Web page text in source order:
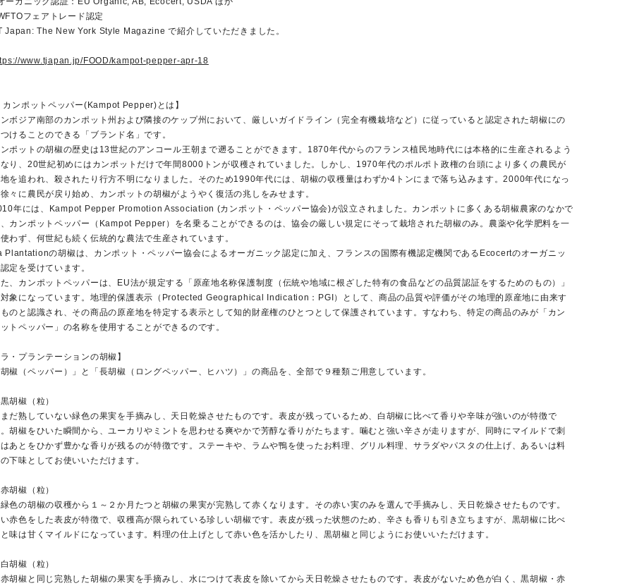
フェアトレード認定
Japan: The New York Style Magazine で紹介していただきました。
www.tjapan.jp/FOOD/kampot-pepper-apr-18
カンポットペッパー(Kampot Pepper)とは】
ボジア南部のカンポット州および隣接のケップ州において、厳しいガイドライン（完全有機栽培など）に従っていると認定された胡椒にの
けることのできる「ブランド名」です。
ポットの胡椒の歴史は13世紀のアンコール王朝まで遡ることができます。1870年代からのフランス植民地時代には本格的に生産されるよう
り、20世紀初めにはカンポットだけで年間8000トンが収穫されていました。しかし、1970年代のポルポト政権の台頭により多くの農民が
を追われ、殺されたり行方不明になりました。そのため1990年代には、胡椒の収穫量はわずか4トンにまで落ち込みます。2000年代になっ
々に農民が戻り始め、カンポットの胡椒がようやく復活の兆しをみせます。
年には、Kampot Pepper Promotion Association (カンポット・ペッパー協会)が設立されました。カンポットに多くある胡椒農家のなかで
カンポットペッパー（Kampot Pepper）を名乗ることができるのは、協会の厳しい規定にそって栽培された胡椒のみ。農薬や化学肥料を一
わず、何世紀も続く伝統的な農法で生産されています。
Plantationの胡椒は、カンポット・ペッパー協会によるオーガニック認定に加え、フランスの国際有機認定機関であるEcocertのオーガニッ
定を受けています。
、カンポットペッパーは、EU法が規定する「原産地名称保護制度（伝統や地域に根ざした特有の食品などの品質認証をするためのもの）」
象になっています。地理的保護表示（Protected Geographical Indication：PGI）として、商品の品質や評価がその地理的原産地に由来す
のと認識され、その商品の原産地を特定する表示として知的財産権のひとつとして保護されています。すなわち、特定の商品のみが「カン
トペッパー」の名称を使用することができるのです。
・プランテーションの胡椒】
椒（ペッパー）」と「長胡椒（ロングペッパー、ヒハツ）」の商品を、全部で９種類ご用意しています。
胡椒（粒）
熟していない緑色の果実を手摘みし、天日乾燥させたものです。表皮が残っているため、白胡椒に比べて香りや辛味が強いのが特徴で
胡椒をひいた瞬間から、ユーカリやミントを思わせる爽やかで芳醇な香りがたちます。噛むと強い辛さが走りますが、同時にマイルドで刺
あとをひかず豊かな香りが残るのが特徴です。ステーキや、ラムや鴨を使ったお料理、グリル料理、サラダやパスタの仕上げ、あるいは料
下味としてお使いいただけます。
胡椒（粒）
の胡椒の収穫から１～２か月たつと胡椒の果実が完熟して赤くなります。その赤い実のみを選んで手摘みし、天日乾燥させたものです。
赤色をした表皮が特徴で、収穫高が限られている珍しい胡椒です。表皮が残った状態のため、辛さも香りも引き立ちますが、黒胡椒に比べ
味は甘くマイルドになっています。料理の仕上げとして赤い色を活かしたり、黒胡椒と同じようにお使いいただけます。
胡椒（粒）
椒と同じ完熟した胡椒の果実を手摘みし、水につけて表皮を除いてから天日乾燥させたものです。表皮がないため色が白く、黒胡椒・赤